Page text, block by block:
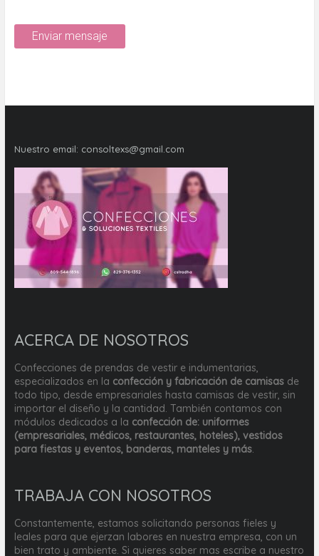
Nuestro email: consoltexs@gmail.com
ACERCA DE NOSOTROS
Confecciones de prendas de vestir e indumentarias,
especializados en la confección y fabricación de camisasde
todo tipo, desde empresariales hasta camisas de vestir, sin
importar el diseño y la cantidad. También contamos con
módulos dedicados a la confección de: uniformes
(empresariales, médicos, restaurantes, hoteles), vestidos
para fiestas y eventos, banderas, manteles y más.
TRABAJA CON NOSOTROS
Constantemente, estamos solicitando personas fieles y
leales para que ejerzan labores en nuestra empresa, con un
bien trato y ambiente. Si quieres saber mas escribe a nuestro